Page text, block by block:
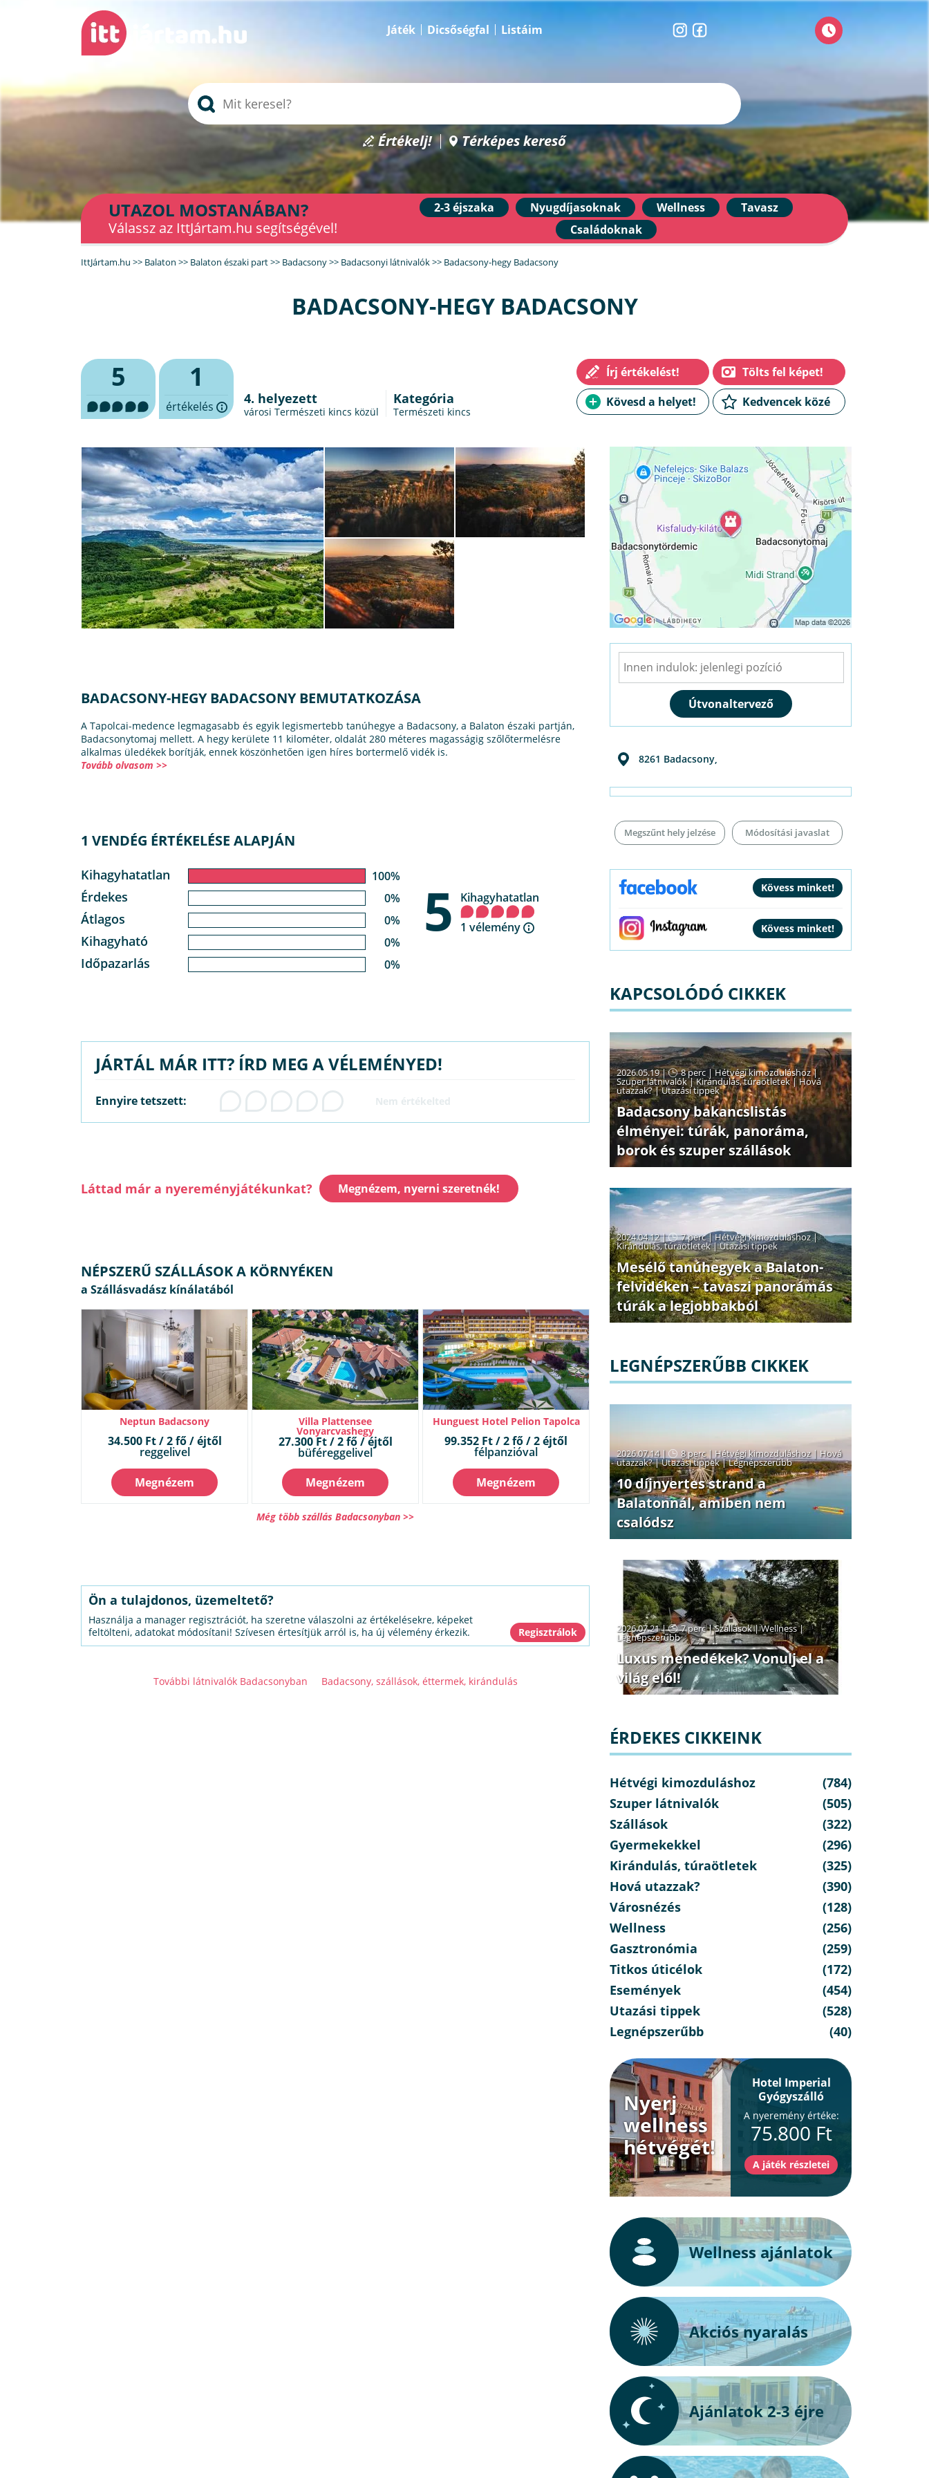
Játék Dicsőségfal Listáim
Értékelj! Térképes kereső
UTAZOL MOSTANÁBAN?
Válassz az IttJártam.hu segítségével!
2-3 éjszaka Nyugdíjasoknak Wellness
Tavasz
Családoknak
IttJártam.hu >> Balaton >> Balaton északi part>> Badacsony>> Badacsonyi látnivalók>> Badacsony-hegy Badacsony
BADACSONY-HEGY BADACSONY
5 1
értékelés 4. helyezett
városi Természeti kincs közül
Kategória
Természeti kincs
BADACSONY-HEGY BADACSONY BEMUTATKOZÁSA
A Tapolcai-medence legmagasabb és egyik legismertebb tanúhegye a Badacsony, a Balaton északi partján,
Badacsonytomaj mellett. A hegy kerülete 11 kilométer, oldalát 280 méteres magasságig szőlőtermelésre
alkalmas üledékek borítják, ennek köszönhetően igen híres bortermelő vidék is.
Tovább olvasom >>
1 VENDÉG ÉRTÉKELÉSE ALAPJÁN
Kihagyhatatlan 100%
Érdekes 0%
Átlagos 0%
Kihagyható 0%
Időpazarlás 0%
5
Kihagyhatatlan
1 vélemény
JÁRTÁL MÁR ITT? ÍRD MEG A VÉLEMÉNYED!
Ennyire tetszett:
Láttad már a nyereményjátékunkat? Megnézem, nyerni szeretnék!
NÉPSZERŰ SZÁLLÁSOK A KÖRNYÉKEN
Neptun Badacsony
34.500 Ft / 2 fő / éjtől
reggelivel
Megnézem
Villa Plattensee
Vonyarcvashegy
27.300 Ft / 2 fő / éjtől
büféreggelivel
Megnézem
Hunguest Hotel Pelion Tapolca
99.352 Ft / 2 fő / 2 éjtől
félpanzióval
Megnézem
Még több szállás Badacsonyban >>
Ön a tulajdonos, üzemeltető?
Használja a manager regisztrációt, ha szeretne válaszolni az értékelésekre, képeket
feltölteni, adatokat módosítani! Szívesen értesítjük arról is, ha új vélemény érkezik.
További látnivalók Badacsonyban Badacsony, szállások, éttermek, kirándulás
8261 Badacsony,
Megszűnt hely jelzése Módosítási javaslat
KAPCSOLÓDÓ CIKKEK
2026.05.19 | 8 perc|Hétvégi kimozduláshoz|
Szuper látnivalók|Kirándulás, túraötletek|Hová
utazzak?|Utazási tippek
Badacsony bakancslistás
élményei: túrák, panoráma,
borok és szuper szállások
2024.04.12 | 7 perc|Hétvégi kimozduláshoz|
Kirándulás, túraötletek|Utazási tippek
Mesélő tanúhegyek a Balaton-
felvidéken – tavaszi panorámás
túrák a legjobbakból
LEGNÉPSZERŰBB CIKKEK
2026.07.14 | 8 perc| Hétvégi kimozduláshoz| Hová
utazzak?|Utazási tippek|Legnépszerűbb
10 díjnyertes strand a
Balatonnál, amiben nem
csalódsz
2026.07.21 | 7 perc|Szállások|Wellness|
Legnépszerűbb
Luxus menedékek? Vonulj el a
világ elől!
ÉRDEKES CIKKEINK
Hétvégi kimozduláshoz
(784)
Szuper látnivalók
(505)
Szállások
(322)
Gyermekekkel
(296)
Kirándulás, túraötletek
(325)
Hová utazzak?
(390)
Városnézés
(128)
Wellness
(256)
Gasztronómia
(259)
Titkos úticélok
(172)
Események
(454)
Utazási tippek
(528)
Legnépszerűbb
(40)
Nyerj
wellness
hétvégét!
Hotel Imperial
Gyógyszálló
A nyeremény értéke:
75.800 Ft
Wellness ajánlatok
Akciós nyaralás
Ajánlatok 2-3 éjre